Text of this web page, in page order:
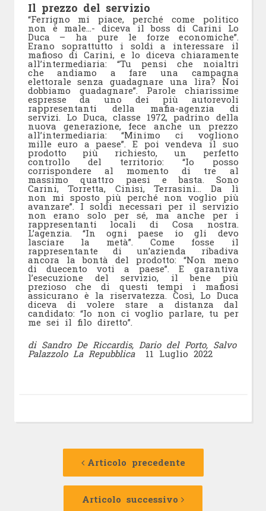
Il prezzo del servizio
“Ferrigno mi piace, perché come politico
non è male…- diceva il boss di Carini Lo
Duca – ha pure le forze economiche”.
Erano soprattutto i soldi a interessare il
mafioso di Carini, e lo diceva chiaramente
all’intermediaria: “Tu pensi che noialtri
che andiamo a fare una campagna
elettorale senza guadagnare una lira? Noi
dobbiamo guadagnare”. Parole chiarissime
espresse da uno dei più autorevoli
rappresentanti della mafia-agenzia di
servizi. Lo Duca, classe 1972, padrino della
nuova generazione, fece anche un prezzo
all’intermediaria: “Minimo ci vogliono
mille euro a paese”. E poi vendeva il suo
prodotto più richiesto, un perfetto
controllo del territorio: “Io posso
corrispondere al momento di tre al
massimo quattro paesi e basta. Sono
Carini, Torretta, Cinisi, Terrasini… Da lì
non mi sposto più perché non voglio più
avanzare”. I soldi necessari per il servizio
non erano solo per sé, ma anche per i
rappresentanti locali di Cosa nostra.
L’agenzia. “In ogni paese io gli devo
lasciare la metà”. Come fosse il
rappresentante di un’azienda ribadiva
ancora la bontà del prodotto: “Non meno
di duecento voti a paese”. E garantiva
l’esecuzione del servizio, il bene più
prezioso che di questi tempi i mafiosi
assicurano è la riservatezza. Così, Lo Duca
diceva di volere stare a distanza dal
candidato: “Io non ci voglio parlare, tu per
me sei il filo diretto”.
di Sandro De Riccardis, Dario del Porto, Salvo
Palazzolo La Repubblica 11 Luglio 2022
Navigazione
Articolo precedente
Articolo
Articolo successivo
Articolo